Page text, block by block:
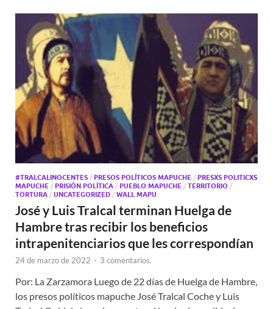
#TRALCALINOCENTES / PRESOS POLÍTICOS MAPUCHE / PRESXS POLITICXS
MAPUCHE / PRISIÓN POLÍTICA / PUEBLO MAPUCHE / TERRITORIO /
TORTURA / UNCATEGORIZED / WALL MAPU
José y Luis Tralcal terminan Huelga de
Hambre tras recibir los beneficios
intrapenitenciarios que les correspondían
24 de marzo de 2022 - 3 comentarios.
Por: La Zarzamora Luego de 22 días de Huelga de Hambre,
los presos políticos mapuche José Tralcal Coche y Luis